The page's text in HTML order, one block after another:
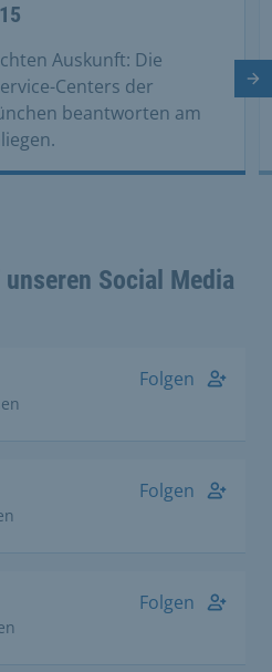
Auskunft: Die
Centers der
beantworten am
Social Media
Folgen
Folgen
Folgen